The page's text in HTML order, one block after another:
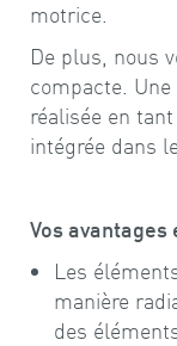
motrice.
De plus, nous
compacte.
réalisée en
intégrée dans
Vos avantages
Les
manière
des